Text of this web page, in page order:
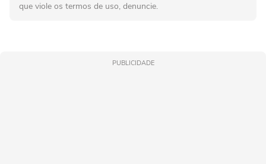
que viole os termos de uso, denuncie.
PUBLICIDADE